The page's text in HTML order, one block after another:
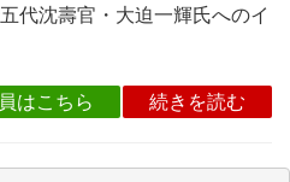
代沈壽官・大迫一輝氏へのイ
はこちら 続きを読む